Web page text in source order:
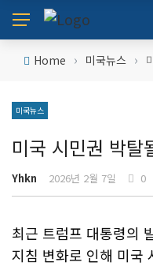
Home › 미국뉴스 ›
미국뉴스
미국 시민권 박탈
Yhkn 2026년 2월 7일 0
최근 트럼프 대통령의
지침 변화로 인해 미국